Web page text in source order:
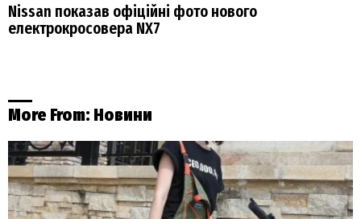
Nissan показав офіційні фото нового
електрокросовера NX7
More From: Новини